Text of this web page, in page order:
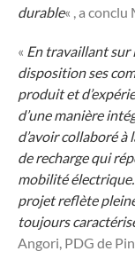
durable« , a conclu
« En travaillant sur
disposition ses
produit et
d’une manière
d’avoir collaboré à
de recharge qui
mobilité
projet reflète
toujours
Angori, PDG de